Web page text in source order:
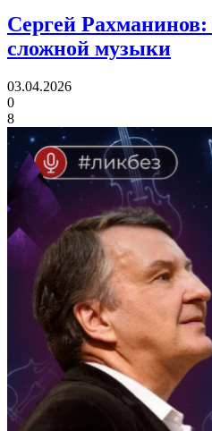
Сергей Рахманинов:
сложной музыки
03.04.2026
0
8